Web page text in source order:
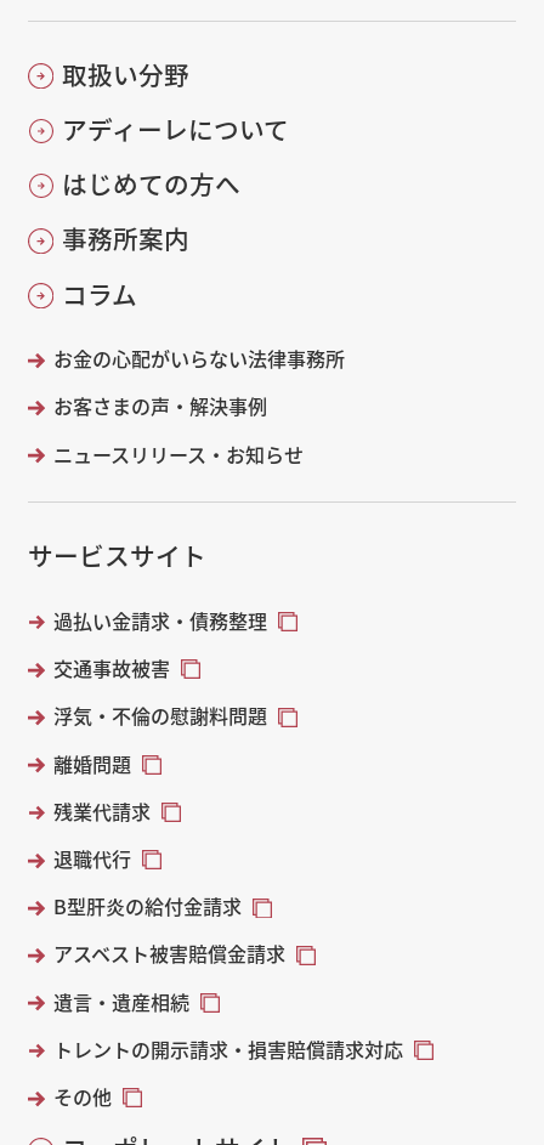
取扱い分野
アディーレについて
はじめての方へ
事務所案内
コラム
お金の心配がいらない法律事務所
お客さまの声・解決事例
ニュースリリース・お知らせ
サービスサイト
過払い金請求・債務整理
交通事故被害
浮気・不倫の慰謝料問題
離婚問題
残業代請求
退職代行
B型肝炎の給付金請求
アスベスト被害賠償金請求
遺言・遺産相続
トレントの開示請求・損害賠償請求対応
その他